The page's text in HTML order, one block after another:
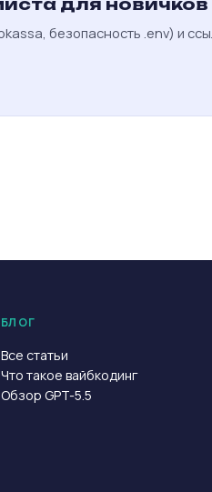
безопасность .env) и
БЛОГ
Все статьи
Что такое вайбкодинг
Обзор GPT-5.5